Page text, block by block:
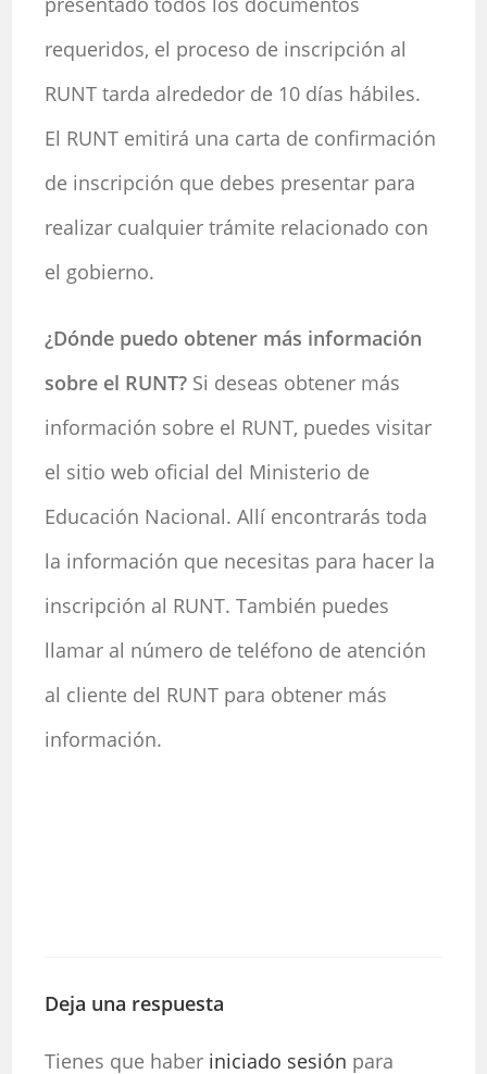
requeridos, el proceso de inscripción al
RUNT tarda alrededor de 10 días hábiles.
El RUNT emitirá una carta de confirmación
de inscripción que debes presentar para
realizar cualquier trámite relacionado con
el gobierno.
¿Dónde puedo obtener más información
sobre el RUNT? Si deseas obtener más
información sobre el RUNT, puedes visitar
el sitio web oficial del Ministerio de
Educación Nacional. Allí encontrarás toda
la información que necesitas para hacer la
inscripción al RUNT. También puedes
llamar al número de teléfono de atención
al cliente del RUNT para obtener más
información.
Deja una respuesta
Tienes que haber iniciado sesión para